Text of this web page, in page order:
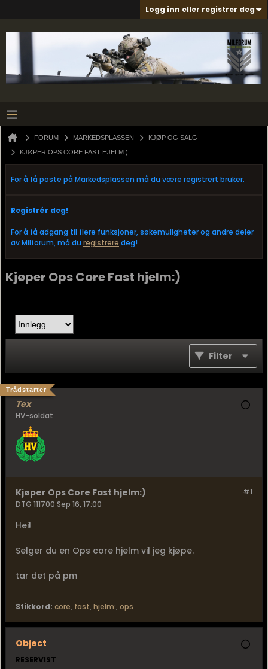
Logg inn eller registrer deg
FORUM MARKEDSPLASSEN
KJØP OG SALG
KJØPER OPS CORE FAST HJELM:)
For å få poste på Markedsplassen må du være registrert bruker.
Registrér deg!
For å få adgang til flere funksjoner, søkemuligheter og andre deler
av Milforum, må du registrere deg!
Kjøper Ops Core Fast hjelm:)
Filter
Tex
Trådstarter
HV-soldat
#1
Kjøper Ops Core Fast hjelm:)
DTG 111700 Sep 16, 17:00
Hei!
Selger du en Ops core hjelm vil jeg kjøpe.
tar det på pm
Stikkord: core, fast, hjelm:, ops
Object
RESERVIST